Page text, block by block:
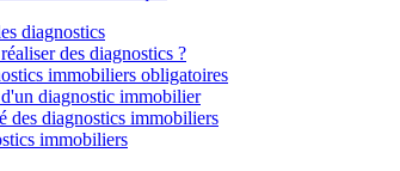
diagnostics
des diagnostics ?
immobiliers obligatoires
diagnostic immobilier
des diagnostics immobiliers
immobiliers